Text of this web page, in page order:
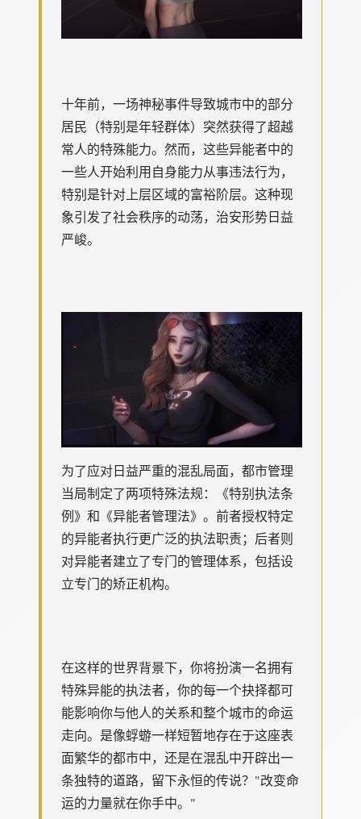
十年前，一场神秘事件导致城市中的部分
居民（特别是年轻群体）突然获得了超越
常人的特殊能力。然而，这些异能者中的
一些人开始利用自身能力从事违法行为，
特别是针对上层区域的富裕阶层。这种现
象引发了社会秩序的动荡，治安形势日益
严峻。
为了应对日益严重的混乱局面，都市管理
当局制定了两项特殊法规：《特别执法条
例》和《异能者管理法》。前者授权特定
的异能者执行更广泛的执法职责；后者则
对异能者建立了专门的管理体系，包括设
立专门的矫正机构。
在这样的世界背景下，你将扮演一名拥有
特殊异能的执法者，你的每一个抉择都可
能影响你与他人的关系和整个城市的命运
走向。是像蜉蝣一样短暂地存在于这座表
面繁华的都市中，还是在混乱中开辟出一
条独特的道路，留下永恒的传说？"改变命
运的力量就在你手中。"